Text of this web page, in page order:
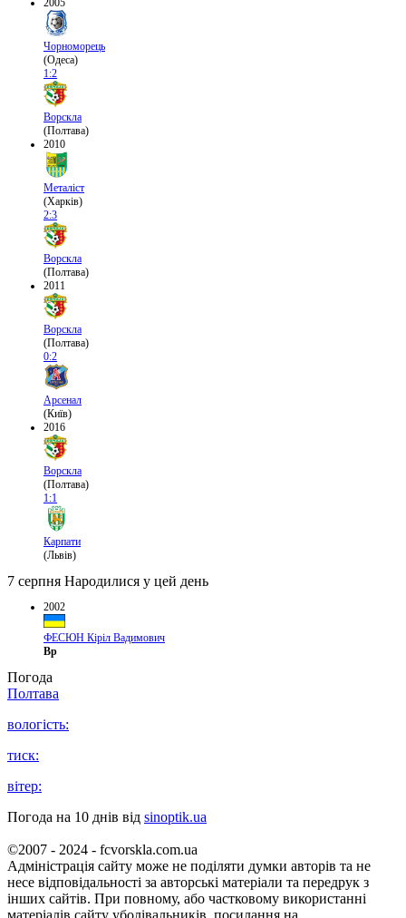
2005
Чорноморець
(Одеса)
1:2
Ворскла
(Полтава)
2010
Металіст
(Харків)
2:3
Ворскла
(Полтава)
2011
Ворскла
(Полтава)
0:2
Арсенал
(Київ)
2016
Ворскла
(Полтава)
1:1
Карпати
(Львів)
7 серпня Народилися у цей день
2002
ФЕСЮН Кіріл Вадимович
Вр
Погода
Полтава
вологість:
тиск:
вітер:
Погода на 10 днів від sinoptik.ua
©2007 - 2024 - fcvorskla.com.ua
Адміністрація сайту може не поділяти думки авторів та не
несе відповідальності за авторські матеріали та передрук з
інших сайтів. При повному, або частковому використанні
матеріалів сайту уболівальників, посилання на